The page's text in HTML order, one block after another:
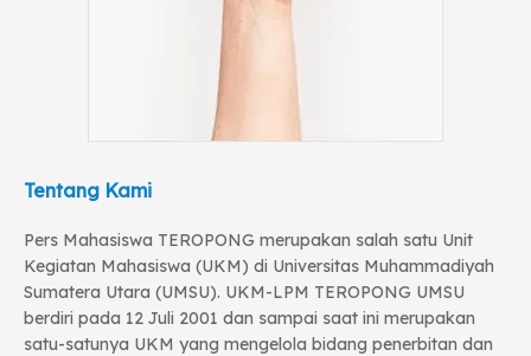
Tentang Kami
Pers Mahasiswa TEROPONG merupakan salah satu Unit
Kegiatan Mahasiswa (UKM) di Universitas Muhammadiyah
Sumatera Utara (UMSU). UKM-LPM TEROPONG UMSU
berdiri pada 12 Juli 2001 dan sampai saat ini merupakan
satu-satunya UKM yang mengelola bidang penerbitan dan